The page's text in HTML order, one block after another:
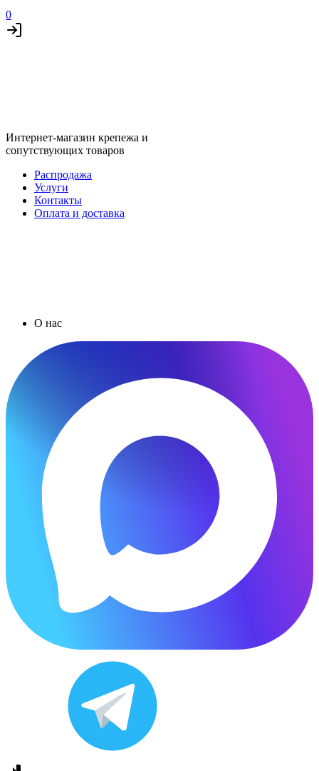
0
Интернет-магазин крепежа и
сопутствующих товаров
Распродажа
Услуги
Контакты
Оплата и доставка
О нас